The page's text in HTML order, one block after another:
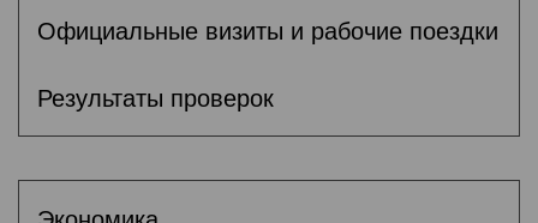
Официальные визиты и рабочие поездки
Результаты проверок